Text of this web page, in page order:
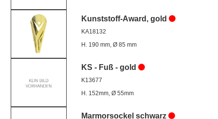
Kunststoff-Award, gold
KA18132
H. 190 mm, Ø 85 mm
KS - Fuß - gold
K13677
H. 152mm, Ø 55mm
Marmorsockel schwarz